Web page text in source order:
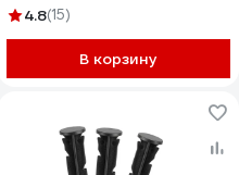
4.8(15)
В корзину